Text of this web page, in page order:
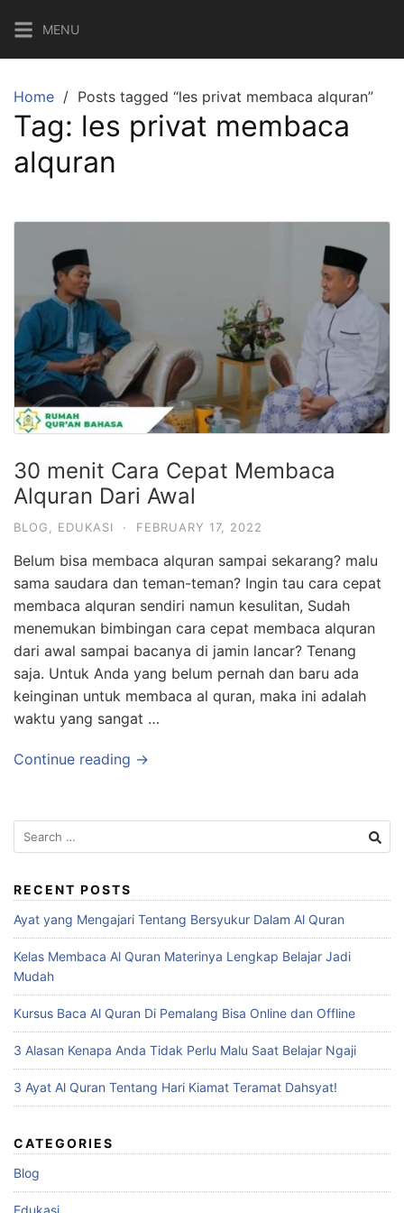
content
MENU
Home Posts tagged “les privat membaca alquran”
Tag: les privat membaca
alquran
30 menit Cara Cepat Membaca
Alquran Dari Awal
BLOG EDUKASI · FEBRUARY 17, 2022
Belum bisa membaca alquran sampai sekarang? malu
sama saudara dan teman-teman? Ingin tau cara cepat
membaca alquran sendiri namun kesulitan, Sudah
menemukan bimbingan cara cepat membaca alquran
dari awal sampai bacanya di jamin lancar? Tenang
saja. Untuk Anda yang belum pernah dan baru ada
keinginan untuk membaca al quran, maka ini adalah
waktu yang sangat …
Continue reading →
Search
for:
RECENT POSTS
Ayat yang Mengajari Tentang Bersyukur Dalam Al Quran
Kelas Membaca Al Quran Materinya Lengkap Belajar Jadi
Mudah
Kursus Baca Al Quran Di Pemalang Bisa Online dan Offline
3 Alasan Kenapa Anda Tidak Perlu Malu Saat Belajar Ngaji
3 Ayat Al Quran Tentang Hari Kiamat Teramat Dahsyat!
CATEGORIES
Blog
Edukasi